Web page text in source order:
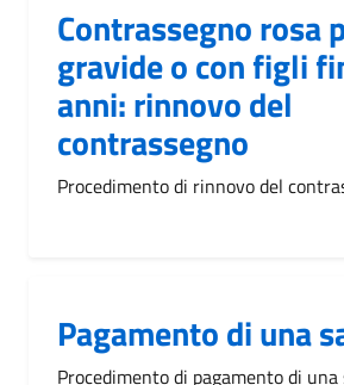
Contrassegno rosa
gravide o con figli
anni: rinnovo del
contrassegno
Procedimento di rinnovo del
Pagamento di una
Procedimento di pagamento di una